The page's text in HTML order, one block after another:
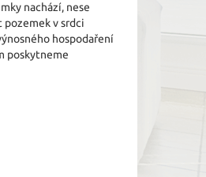
nachází, nese
v srdci
hospodaření
poskytneme